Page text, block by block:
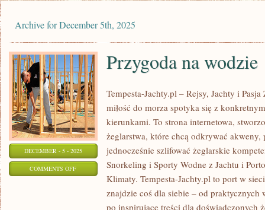
Archive for December 5th, 2025
DECEMBER - 5 - 2025
COMMENTS OFFON
PRZYGODA
Przygoda na wodzie
Tempesta-Jachty.pl – Rejsy, Jachty i
miłość do morza spotyka się z
kierunkami. To strona internetowa,
żeglarstwa, które chcą odkrywać akweny,
jednocześnie szlifować żeglarskie
Snorkeling i Sporty Wodne z Jachtu i
Klimaty. Tempesta-Jachty.pl to port w
znajdzie coś dla siebie – od praktycznych
po inspirujące treści dla doświadczonych